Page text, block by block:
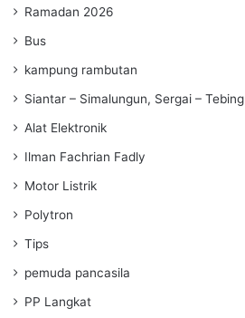
Ramadan 2026
Bus
kampung rambutan
Siantar – Simalungun, Sergai – Tebing
Alat Elektronik
Ilman Fachrian Fadly
Motor Listrik
Polytron
Tips
pemuda pancasila
PP Langkat